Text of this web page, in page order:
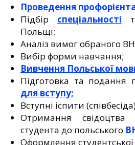
Проведення
Підбір спеціальності
Польщі;
Аналіз вимог обраного
Вибір форми навчання;
Вивчення Польської
Підготовка та подання
для вступу;
Вступні іспити
Отримання свідоцтва
студента до польського
Оформлення студентської